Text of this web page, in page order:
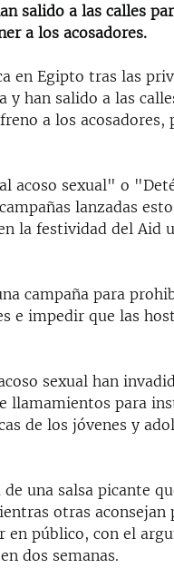
salido a las calles
a los acosadores.
en Egipto tras las
y han salido a las
a los acosadores,
acoso sexual" o
lanzadas
la festividad del Aid
campaña para
e impedir que las
sexual han
llamamientos para
de los jóvenes y
una salsa picante
otras aconsejan
en público, con el
dos semanas.